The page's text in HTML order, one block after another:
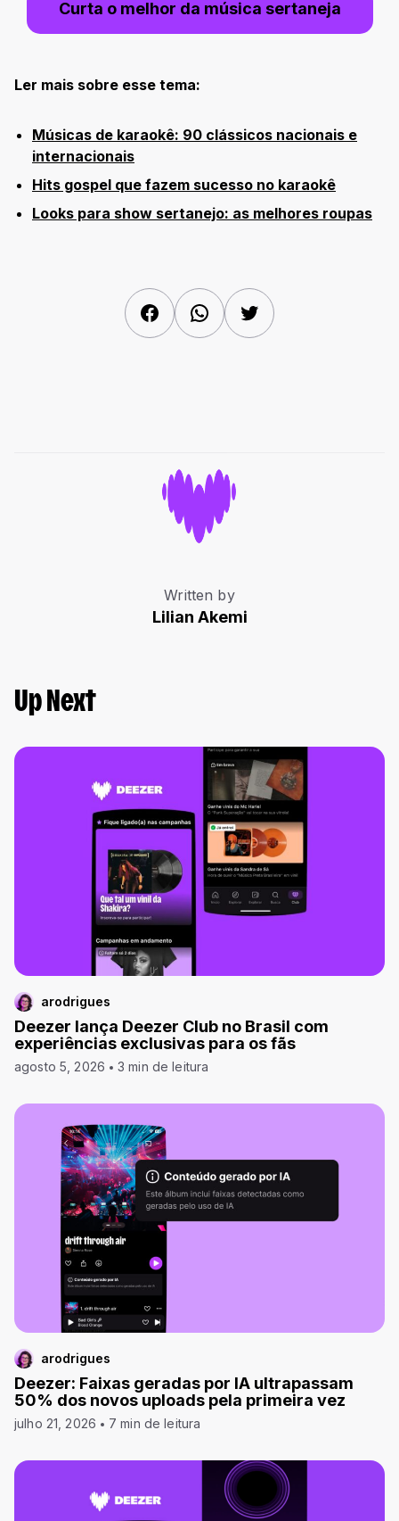
Curta o melhor da música sertaneja
Ler mais sobre esse tema:
Músicas de karaokê: 90 clássicos nacionais e
internacionais
Hits gospel que fazem sucesso no karaokê
Looks para show sertanejo: as melhores roupas
FacebookWhatsAppTwitter
Written by
Lilian Akemi
Up Next
arodrigues
Deezer lança Deezer Club no Brasil com
experiências exclusivas para os fãs
agosto 5, 2026 3 min de leitura
arodrigues
Deezer: Faixas geradas por IA ultrapassam
50% dos novos uploads pela primeira vez
julho 21, 2026 7 min de leitura